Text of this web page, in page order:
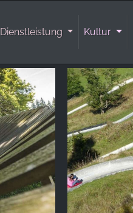
Dienstleistung Kultur